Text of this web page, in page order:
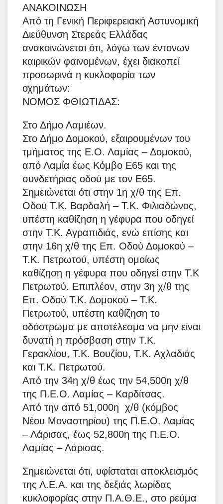
ΑΝΑΚΟΙΝΩΣΗ
Από τη Γενική Περιφερειακή Αστυνομική
Διεύθυνση Στερεάς Ελλάδας
ανακοινώνεται ότι, λόγω των έντονων
καιρικών φαινομένων, έχει διακοπεί
προσωρινά η κυκλοφορία των
οχημάτων:
ΝΟΜΟΣ ΦΘΙΩΤΙΔΑΣ:
Στο Δήμο Λαμιέων.
Στο Δήμο Δομοκού, εξαιρουμένων του
τμήματος της Ε.Ο. Λαμίας – Δομοκού,
από Λαμία έως Κόμβο Ε65 και της
συνδετήριας οδού με τον Ε65.
Σημειώνεται ότι στην 1η χ/θ της Επ.
Οδού Τ.Κ. Βαρδαλή – Τ.Κ. Φιλιαδώνος,
υπέστη καθίζηση η γέφυρα που οδηγεί
στην Τ.Κ. Αγραπιδιάς, ενώ επίσης και
στην 16η χ/θ της Επ. Οδού Δομοκού –
Τ.Κ. Πετρωτού, υπέστη ομοίως
καθίζηση η γέφυρα που οδηγεί στην Τ.Κ
Πετρωτού. Επιπλέον, στην 3η χ/θ της
Επ. Οδού Τ.Κ. Δομοκού – Τ.Κ.
Πετρωτού, υπέστη καθίζηση το
οδόστρωμα με αποτέλεσμα να μην είναι
δυνατή η πρόσβαση στην Τ.Κ.
Γερακλίου, Τ.Κ. Βουζίου, Τ.Κ. Αχλαδιάς
και Τ.Κ. Πετρωτού.
Από την 34η χ/θ έως την 54,500η χ/θ
της Π.Ε.Ο. Λαμίας – Καρδίτσας.
Από την από 51,000η χ/θ (κόμβος
Νέου Μοναστηρίου) της Π.Ε.Ο. Λαμίας
– Λάρισας, έως 52,800η της Π.Ε.Ο.
Λαμίας – Λάρισας.
Σημειώνεται ότι, υφίσταται αποκλεισμός
της Λ.Ε.Α. και της δεξιάς λωρίδας
κυκλοφορίας στην Π.Α.Θ.Ε., στο ρεύμα